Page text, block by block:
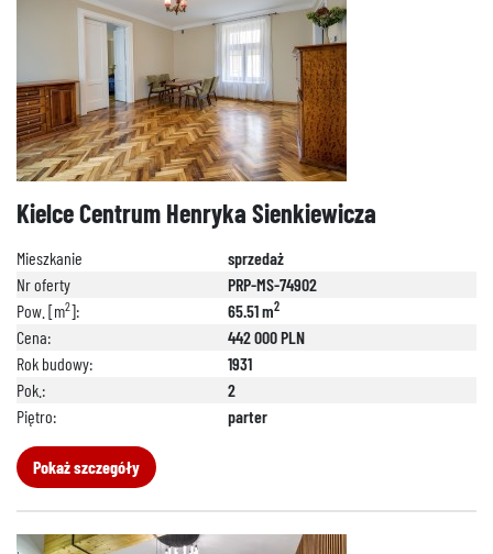
Kielce Centrum Henryka Sienkiewicza
Mieszkanie
sprzedaż
Nr oferty
PRP-MS-74902
Pow. [m2]: 65.51 m2
Cena:
442 000 PLN
Rok budowy:
1931
Pok.:
2
Piętro:
parter
Pokaż szczegóły